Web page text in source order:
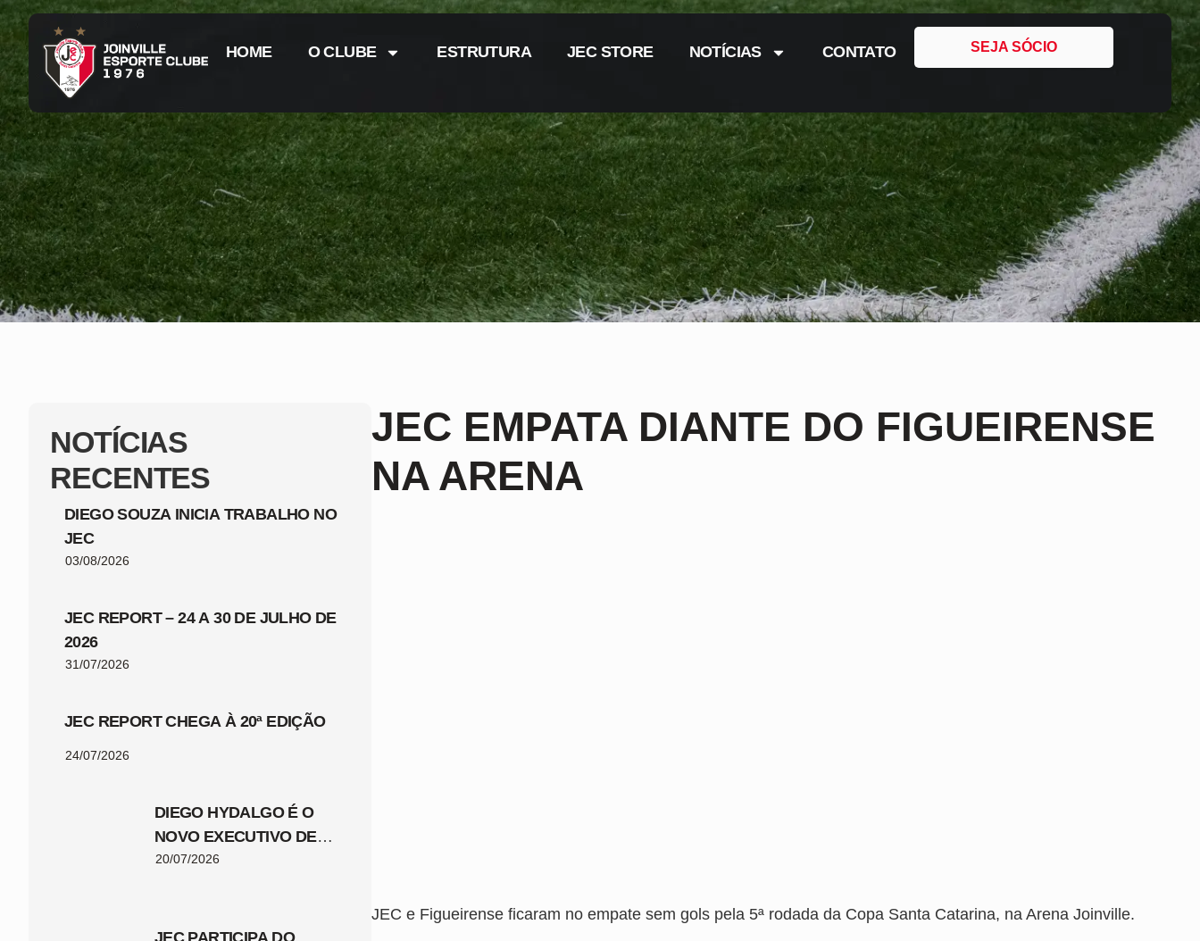
HOME O CLUBE ESTRUTURA JEC STORE NOTÍCIAS CONTATO SEJA SÓCIO
NOTÍCIAS
RECENTES
DIEGO SOUZA INICIA TRABALHO NO
JEC
03/08/2026
JEC REPORT – 24 A 30 DE JULHO DE
2026
31/07/2026
JEC REPORT CHEGA À 20ª EDIÇÃO
24/07/2026
DIEGO HYDALGO É O
NOVO EXECUTIVO DE
FUTEBOL DO JEC
20/07/2026
JEC PARTICIPA DO
JEC EMPATA DIANTE DO FIGUEIRENSE
NA ARENA
JEC e Figueirense ficaram no empate sem gols pela 5ª rodada da Copa Santa Catarina, na Arena Joinville.